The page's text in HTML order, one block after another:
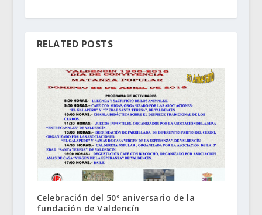
RELATED POSTS
Celebración del 50º aniversario de la
fundación de Valdencín